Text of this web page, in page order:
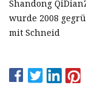
Shandong
wurde 2008
mit Schneid